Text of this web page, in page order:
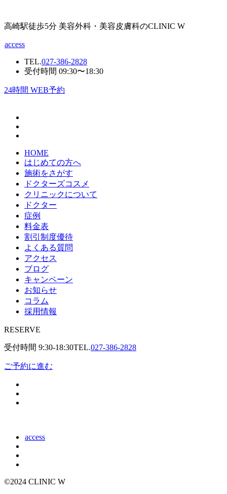
高崎駅徒歩5分 美容外科・美容皮膚科のCLINIC W
access
TEL.027-386-2828
受付時間 09:30〜18:30
24時間 WEB予約
HOME
はじめての方へ
施術をさがす
ドクターズコスメ
クリニックについて
ドクター
症例
料金表
割引制度優待
よくある質問
アクセス
ブログ
キャンペーン
お知らせ
コラム
採用情報
RESERVE
受付時間 9:30-18:30TEL.027-386-2828
ご予約に進む
access
©2024 CLINIC W